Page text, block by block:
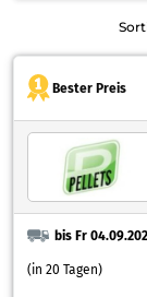
Bester Preis
bis Fr
(in 20 Tagen)